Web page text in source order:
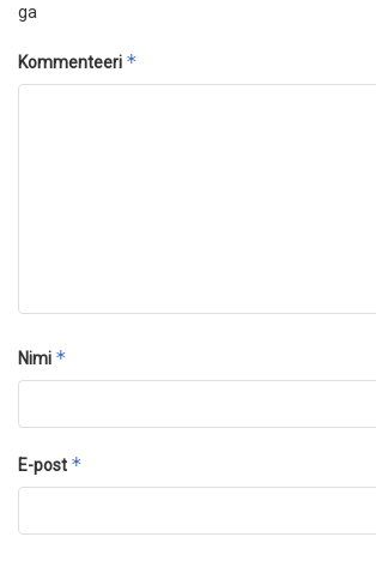
ga
Kommenteeri *
Nimi *
E-post *